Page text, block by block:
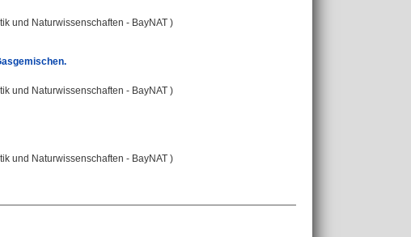
und Naturwissenschaften - BayNAT )
und Naturwissenschaften - BayNAT )
und Naturwissenschaften - BayNAT )